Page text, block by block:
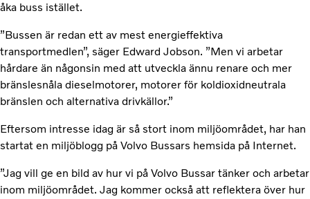
åka buss istället.
”Bussen är redan ett av mest energieffektiva
transportmedlen”, säger Edward Jobson. ”Men vi arbetar
hårdare än någonsin med att utveckla ännu renare och mer
bränslesnåla dieselmotorer, motorer för koldioxidneutrala
bränslen och alternativa drivkällor.”
Eftersom intresse idag är så stort inom miljöområdet, har han
startat en miljöblogg på Volvo Bussars hemsida på Internet.
”Jag vill ge en bild av hur vi på Volvo Bussar tänker och arbetar
inom miljöområdet. Jag kommer också att reflektera över hur